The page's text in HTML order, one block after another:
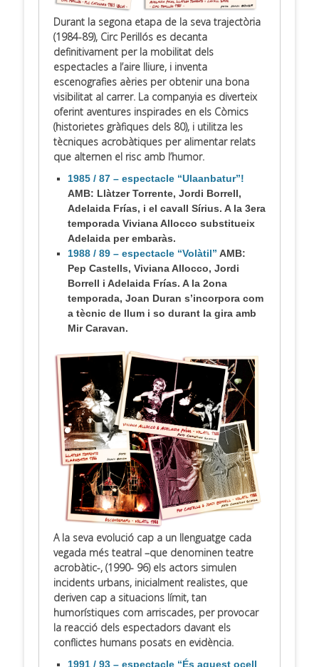
Durant la segona etapa de la seva trajectòria
(1984-89), Circ Perillós es decanta
definitivament per la mobilitat dels
espectacles a l’aire lliure, i inventa
escenografies aèries per obtenir una bona
visibilitat al carrer. La companyia es diverteix
oferint aventures inspirades en els Còmics
(historietes gràfiques dels 80), i utilitza les
tècniques acrobàtiques per alimentar relats
que alternen el risc amb l’humor.
1985 / 87 – espectacle “Ulaanbatur”!
AMB: Llàtzer Torrente, Jordi Borrell,
Adelaida Frías, i el cavall Sírius. A la 3era
temporada Viviana Allocco substitueix
Adelaida per embaràs.
1988 / 89 – espectacle “Volàtil” AMB:
Pep Castells, Viviana Allocco, Jordi
Borrell i Adelaida Frías. A la 2ona
temporada, Joan Duran s’incorpora com
a tècnic de llum i so durant la gira amb
Mir Caravan.
A la seva evolució cap a un llenguatge cada
vegada més teatral –que denominen teatre
acrobàtic-, (1990- 96) els actors simulen
incidents urbans, inicialment realistes, que
deriven cap a situacions límit, tan
humorístiques com arriscades, per provocar
la reacció dels espectadors davant els
conflictes humans posats en evidència.
1991 / 93 – espectacle “És aquest ocell